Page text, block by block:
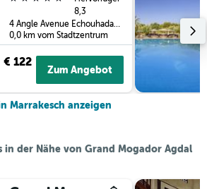
8,3
4 Angle Avenue Echouhada, Marrakesch, Marokko
0,0 km vom Stadtzentrum
€ 122
Zum Angebot
Marrakesch anzeigen
in der Nähe von Grand Mogador Agdal